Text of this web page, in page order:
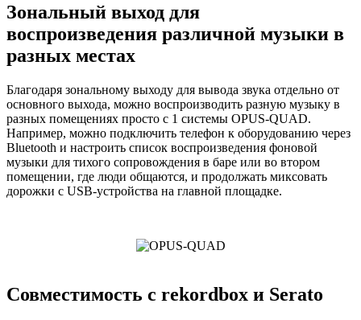
Зональный выход для
воспроизведения различной музыки в
разных местах
Благодаря зональному выходу для вывода звука отдельно от
основного выхода, можно воспроизводить разную музыку в
разных помещениях просто с 1 системы OPUS-QUAD.
Например, можно подключить телефон к оборудованию через
Bluetooth и настроить список воспроизведения фоновой
музыки для тихого сопровождения в баре или во втором
помещении, где люди общаются, и продолжать миксовать
дорожки с USB-устройства на главной площадке.
Совместимость с rekordbox и Serato